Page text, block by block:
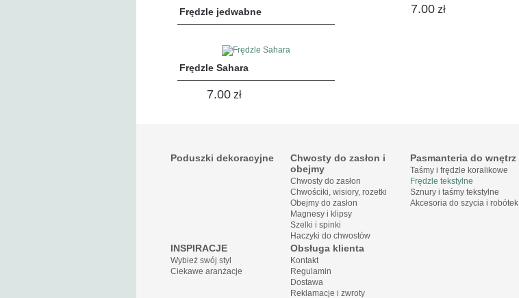
Frędzle jedwabne 7.00 zł
Frędzle Sahara
7.00 zł
Poduszki dekoracyjne
Chwosty do zasłon i
obejmy
Chwosty do zasłon
Chwościki, wisiory, rozetki
Obejmy do zasłon
Magnesy i klipsy
Szelki i spinki
Haczyki do chwostów
Pasmanteria do wnętrz
Taśmy i frędzle koralikowe
Frędzle tekstylne
Sznury i taśmy tekstylne
Akcesoria do szycia i robótek
INSPIRACJE
Wybież swój styl
Ciekawe aranżacje
Obsługa klienta
Kontakt
Regulamin
Dostawa
Reklamacje i zwroty